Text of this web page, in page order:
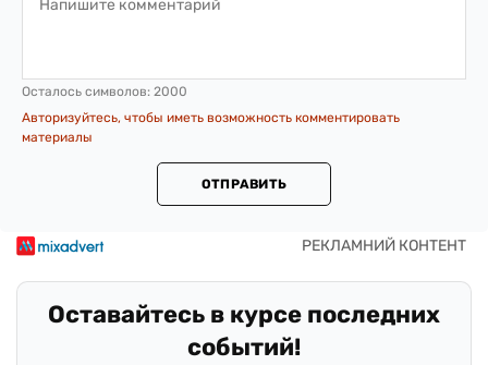
Осталось символов: 2000
Авторизуйтесь, чтобы иметь возможность комментировать
материалы
ОТПРАВИТЬ
Оставайтесь в курсе последних
событий!